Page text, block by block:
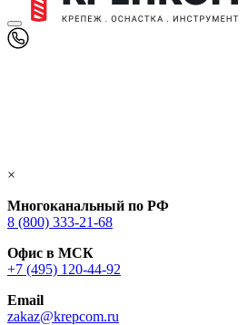
×
Многоканальный по РФ
8 (800) 333‑21-68
Офис в МСК
+7 (495) 120-44-92
Email
zakaz@krepcom.ru